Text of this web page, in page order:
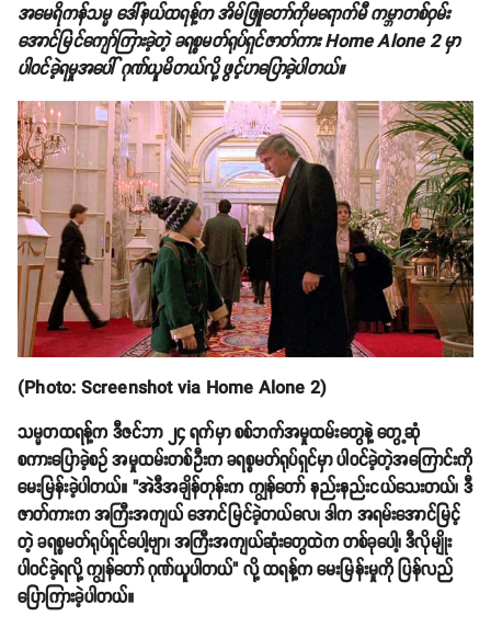
အမေရိကန်သမ္မ ဒေါ်နယ်ထရန့်က အိမ်ဖြူတော်ကိုမရောက်မီ ကမ္ဘာတစ်ဝှမ်း
အောင်မြင်ကျော်ကြားခဲ့တဲ့ ခရစ္စမတ်ရုပ်ရှင်ဇာတ်ကား Home Alone 2 မှာ
ပါဝင်ခဲ့ရမှုအပေါ် ဂုဏ်ယူမိတယ်လို့ ဖွင့်ဟပြောခဲ့ပါတယ်။
(Photo: Screenshot via Home Alone 2)
သမ္မတထရန့်က ဒီဇင်ဘာ ၂၄ ရက်မှာ စစ်ဘက်အမှုထမ်းတွေနဲ့ တွေ့ဆုံ
စကားပြောခဲ့စဥ် အမှုထမ်းတစ်ဦးက ခရစ္စမတ်ရုပ်ရှင်မှာ ပါဝင်ခဲ့တဲ့အကြောင်းကို
မေးမြန်းခဲ့ပါတယ်။ "အဲဒီအချိန်တုန်းက ကျွန်တော် နည်းနည်းငယ်သေးတယ်၊ ဒီ
ဇာတ်ကားက အကြီးအကျယ် အောင်မြင်ခဲ့တယ်လေ၊ ဒါက အရမ်းအောင်မြင့်
တဲ့ ခရစ္စမတ်ရုပ်ရှင်ပေါ့ဗျာ၊ အကြီးအကျယ်ဆုံးတွေထဲက တစ်ခုပေါ့၊ ဒီလိုမျိုး
ပါဝင်ခဲ့ရလို့ ကျွန်တော် ဂုဏ်ယူပါတယ်" လို့ ထရန့်က မေးမြန်းမှုကို ပြန်လည်
ပြောကြားခဲ့ပါတယ်။